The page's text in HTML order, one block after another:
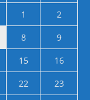
1
2
8
9
15
16
22
23